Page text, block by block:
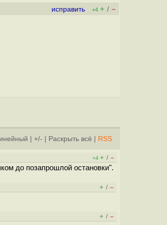
исправить +4 + / –
+/- Раскрыть всё RSS
+4 + / –
до позапрошлой остановки".
+ / –
+ / –